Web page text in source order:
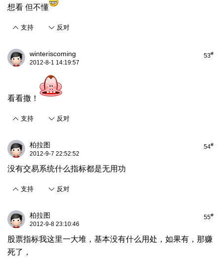
想看 但不懂
支持 反对
53#
winteriscoming
2012-8-1 14:19:57
看看撒！
支持 反对
54#
柏拉图
2012-9-7 22:52:52
没有交易系统什么指标都是无用功
支持 反对
55#
柏拉图
2012-9-8 23:10:46
股票指标我这里一大堆，基本没有什么用处，如果有，那赚
死了，